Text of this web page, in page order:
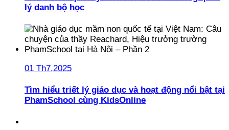
lý danh bộ học
01 Th7,2025
Tìm hiểu triết lý giáo dục và hoạt động nổi bật tại
PhamSchool cùng KidsOnline